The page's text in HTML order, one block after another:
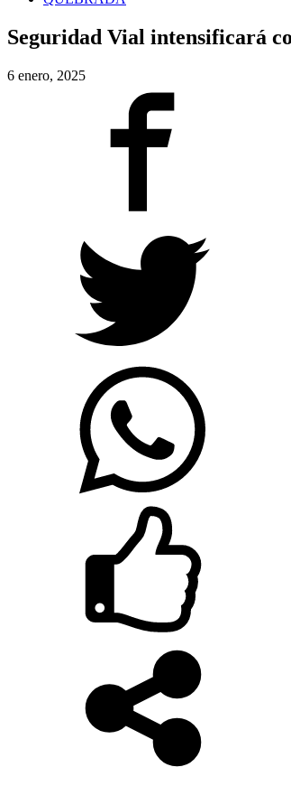
Seguridad Vial intensificará
6 enero, 2025